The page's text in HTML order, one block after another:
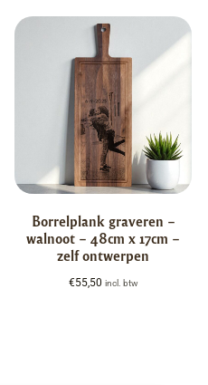
Borrelplank graveren –
walnoot – 48cm x 17cm –
zelf ontwerpen
€55,50 incl. btw